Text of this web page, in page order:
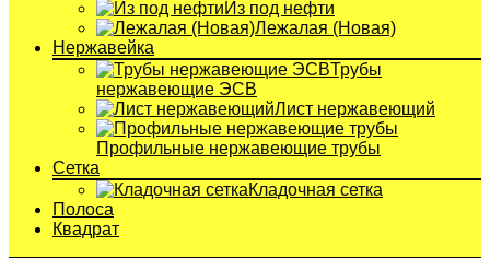
Из под нефти
Лежалая (Новая)
Нержавейка
Трубы
нержавеющие ЭСВ
Лист нержавеющий
Профильные нержавеющие трубы
Сетка
Кладочная сетка
Полоса
Квадрат